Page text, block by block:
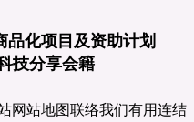
品化项目及资助计划
技分享会籍
网站地图联络我们有用连结